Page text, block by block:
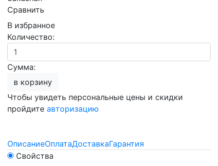
Сравнить
В избранное
Количество:
Сумма:
в корзину
Чтобы увидеть персональные цены и скидки
пройдите авторизацию
ОписаниеОплатаДоставкаГарантия
Свойства